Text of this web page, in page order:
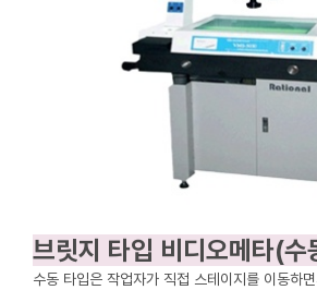
브릿지 타입 비디오메타(수
수동 타입은 작업자가 직접 스테이지를 이동하